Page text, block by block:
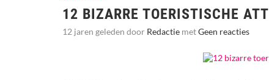
12 BIZARRE TOERISTISCHE
12 jaren geleden door Redactie metGeen reacties